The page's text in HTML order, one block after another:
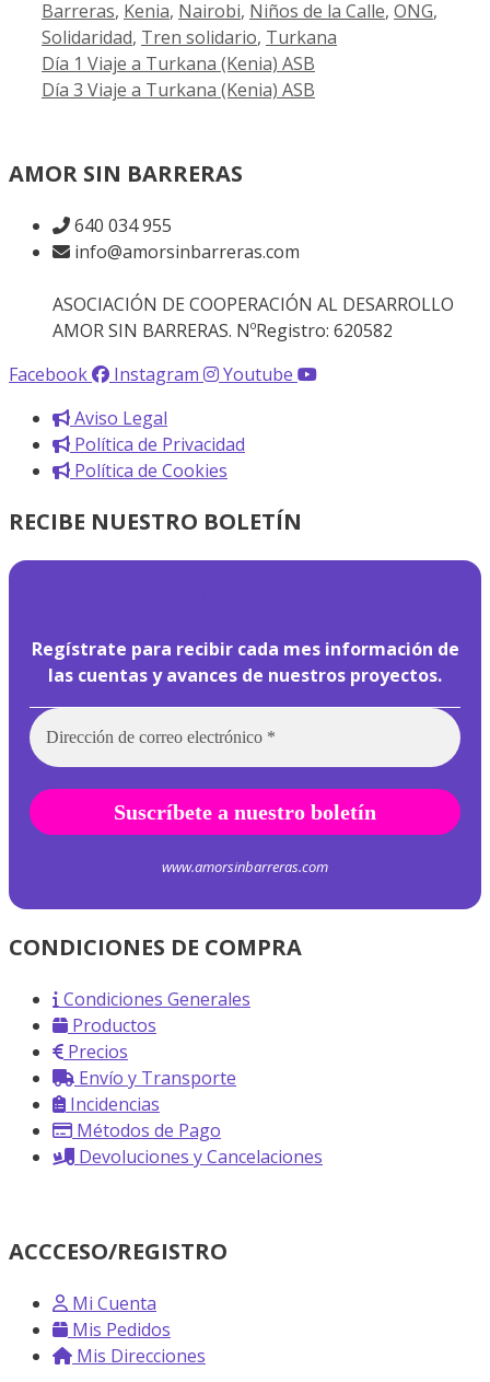
Barreras, Kenia, Nairobi, Niños de la Calle, ONG,
Solidaridad, Tren solidario, Turkana
Día 1 Viaje a Turkana (Kenia) ASB
Día 3 Viaje a Turkana (Kenia) ASB
AMOR SIN BARRERAS
640 034 955
info@amorsinbarreras.com
ASOCIACIÓN DE COOPERACIÓN AL DESARROLLO
AMOR SIN BARRERAS. NºRegistro: 620582
Facebook
Instagram
Youtube
Aviso Legal
Política de Privacidad
Política de Cookies
RECIBE NUESTRO BOLETÍN
Regístrate para recibir cada mes información de
las cuentas y avances de nuestros proyectos.
www.amorsinbarreras.com
CONDICIONES DE COMPRA
Condiciones Generales
Productos
Precios
Envío y Transporte
Incidencias
Métodos de Pago
Devoluciones y Cancelaciones
ACCCESO/REGISTRO
Mi Cuenta
Mis Pedidos
Mis Direcciones